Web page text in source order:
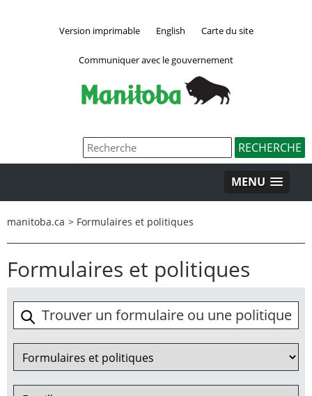
Version imprimable English Carte du site
Communiquer avec le gouvernement
MENU
manitoba.ca > Formulaires et politiques
Formulaires et politiques